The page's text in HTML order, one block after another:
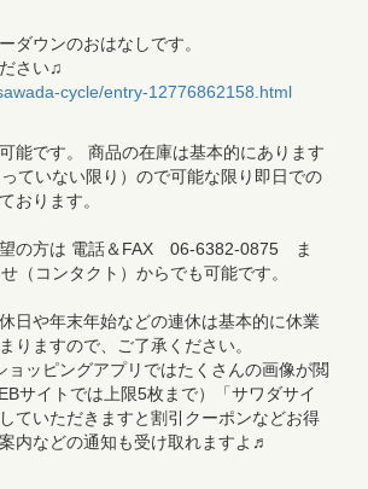
ダウンのおはなしです。
さい♫
cycle/entry-12776862158.html
能です。 商品の在庫は基本的にあります
っていない限り）ので可能な限り即日での
おります。
の方は 電話＆FAX 06-6382-0875 ま
（コンタクト）からでも可能です。
日や年末年始などの連休は基本的に休業
りますので、ご了承ください。
ョッピングアプリではたくさんの画像が閲
サイトでは上限5枚まで）「サワダサイ
ていただきますと割引クーポンなどお得
内などの通知も受け取れますよ♬